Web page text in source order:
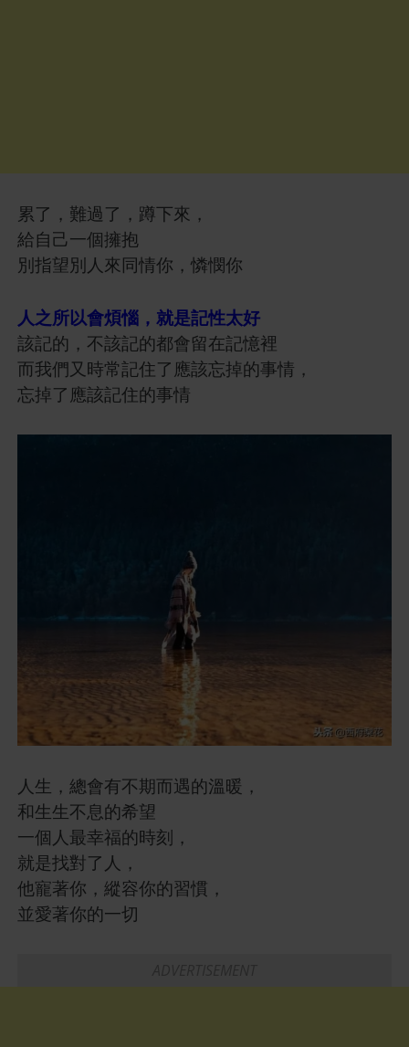
累了，難過了，蹲下來，
給自己一個擁抱
別指望別人來同情你，憐憫你
人之所以會煩惱，就是記性太好
該記的，不該記的都會留在記憶裡
而我們又時常記住了應該忘掉的事情，
忘掉了應該記住的事情
人生，總會有不期而遇的溫暖，
和生生不息的希望
一個人最幸福的時刻，
就是找對了人，
他寵著你，縱容你的習慣，
並愛著你的一切